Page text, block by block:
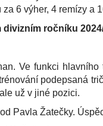
6 výher, 4 remízy a
ročníku
Ve funkci
podepsaná
už v jiné pozici.
Pavla Žatečky.